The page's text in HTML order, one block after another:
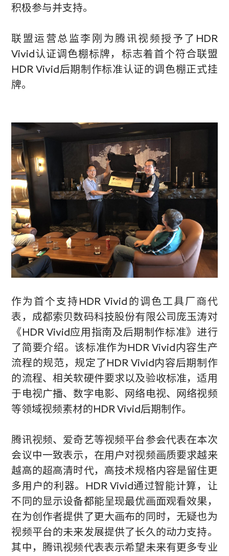
积极参与并支持。
联盟运营总监李刚为腾讯视频授予了 HDR
Vivid 认证调色棚标牌，标志着首个符合联盟
HDR Vivid 后期制作标准认证的调色棚正式挂
牌。
作为首个支持 HDR Vivid 的调色工具厂商代
表，成都索贝数码科技股份有限公司庞玉涛对
《 HDR Vivid应用指南及后期制作标准》进行
了简要介绍。该标准作为 HDR Vivid 内容生产
流程的规范，规定了 HDR Vivid内容后期制作
的流程、相关软硬件要求以及验收标准，适用
于电视广播、数字电影、网络电视、网络视频
等领域视频素材的HDR Vivid后期制作。
腾讯视频、爱奇艺等视频平台参会代表在本次
会议中一致表示，在用户对视频画质要求越来
越高的超高清时代，高技术规格内容是留住更
多用户的利器。
HDR Vivid通过智能计算，让
不同的显示设备都能呈现最优画面观看效果，
在为创作者提供了更大画布的同时，无疑也为
视频平台的未来发展提供了长久的动力支持。
其中，腾讯视频代表表示希望未来有更多专业